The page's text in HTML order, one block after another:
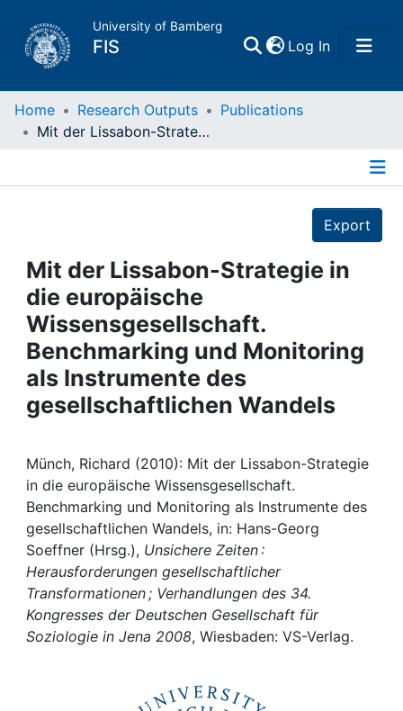
University of Bamberg
FIS Log In(current)
Home
Projects
People
Institutions
Awards
Help
Home Research Outputs
Publications
Mit der Lissabon-Strategie in die europäische Wissensgesellschaft. Benchmarking und Monitoring als Instrumente des gesellschaftlichen Wandels
Export
Mit der Lissabon-Strategie in
die europäische
Wissensgesellschaft.
Benchmarking und Monitoring
als Instrumente des
gesellschaftlichen Wandels
Münch, Richard (2010): Mit der Lissabon-Strategie
in die europäische Wissensgesellschaft.
Benchmarking und Monitoring als Instrumente des
gesellschaftlichen Wandels, in: Hans-Georg
Soeffner (Hrsg.), Unsichere Zeiten :
Herausforderungen gesellschaftlicher
Transformationen ; Verhandlungen des 34.
Kongresses der Deutschen Gesellschaft für
Soziologie in Jena 2008, Wiesbaden: VS-Verlag.